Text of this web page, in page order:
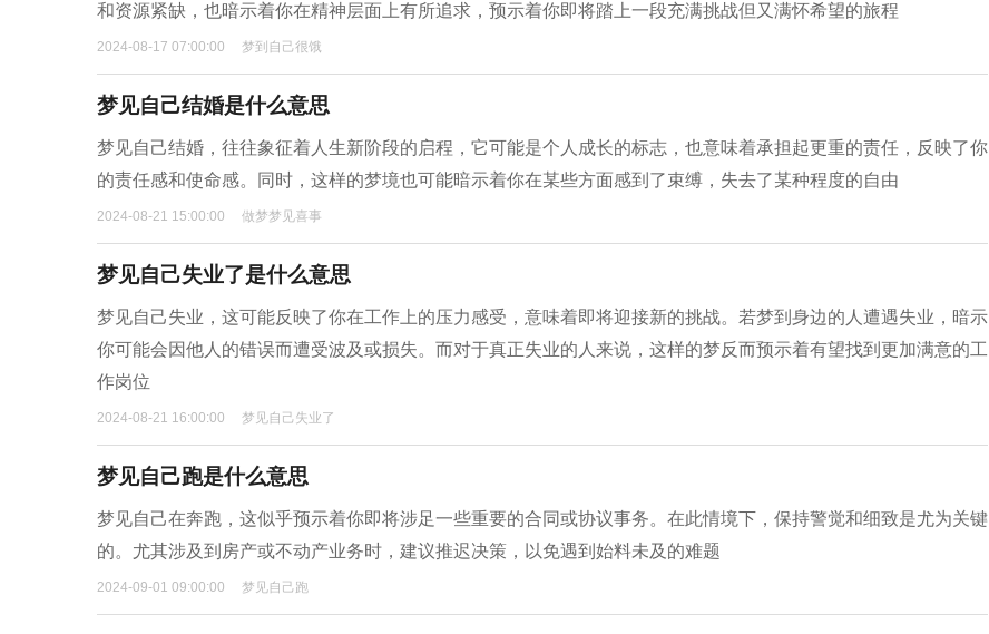
和资源紧缺，也暗示着你在精神层面上有所追求，预示着你即将踏上一段充满挑战但又满怀希望的旅程
2024-08-17 07:00:00 梦到自己很饿
梦见自己结婚是什么意思
梦见自己结婚，往往象征着人生新阶段的启程，它可能是个人成长的标志，也意味着承担起更重的责任，反映了你
的责任感和使命感。同时，这样的梦境也可能暗示着你在某些方面感到了束缚，失去了某种程度的自由
2024-08-21 15:00:00 做梦梦见喜事
梦见自己失业了是什么意思
梦见自己失业，这可能反映了你在工作上的压力感受，意味着即将迎接新的挑战。若梦到身边的人遭遇失业，暗示
你可能会因他人的错误而遭受波及或损失。而对于真正失业的人来说，这样的梦反而预示着有望找到更加满意的工
作岗位
2024-08-21 16:00:00 梦见自己失业了
梦见自己跑是什么意思
梦见自己在奔跑，这似乎预示着你即将涉足一些重要的合同或协议事务。在此情境下，保持警觉和细致是尤为关键
的。尤其涉及到房产或不动产业务时，建议推迟决策，以免遇到始料未及的难题
2024-09-01 09:00:00 梦见自己跑